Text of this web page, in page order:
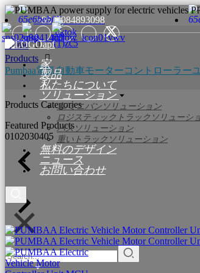
+8615084893098
家
製品
私たちについて
ソリューション
車/ミニバンソリューション
ロジスティックトラックソリューシ
バスソリューション
重いトラックソリューション
無料のデザイン
ニュース
お問い合わせ
Home
Products
Pumbaa電気自動車モーターコントローラー
Products Categories
Featured Products
0102030405